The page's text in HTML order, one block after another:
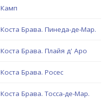
Камп
Коста Брава. Пинеда-де-Мар.
Коста Брава. Плайя д' Аро
Коста Брава. Росес
Коста Брава. Тосса-де-Мар.